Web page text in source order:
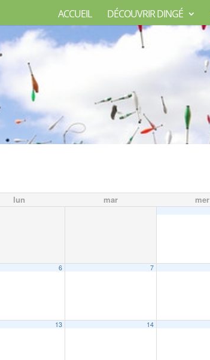
ACCUEIL DÉCOUVRIR DINGÉ
lun mar mer
6 7
13 14